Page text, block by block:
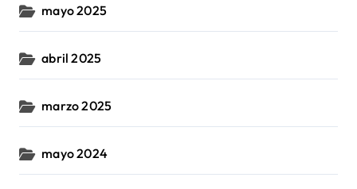
mayo 2025
abril 2025
marzo 2025
mayo 2024